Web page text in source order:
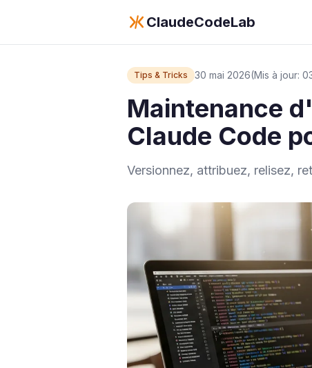
ClaudeCodeLab
Tips & Tricks 30 mai 2026(Mis à jour:
Maintenance
Claude Code
Versionnez, attribuez, relisez,